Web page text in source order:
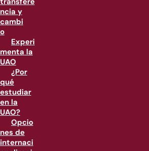
ncia y
cambi
o
Experi
menta la
UAO
¿Por
qué
estudiar
en la
UAO?
Opcio
nes de
internaci